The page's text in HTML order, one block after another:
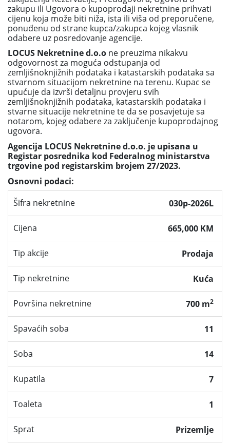
zakupu ili Ugovora o kupoprodaji nekretnine prihvati
cijenu koja može biti niža, ista ili viša od preporučene,
ponuđenu od strane kupca/zakupca kojeg vlasnik
odabere uz posredovanje agencije.
LOCUS Nekretnine d.o.o ne preuzima nikakvu
odgovornost za moguća odstupanja od
zemljišnoknjižnih podataka i katastarskih podataka sa
stvarnom situacijom nekretnine na terenu. Kupac se
upućuje da izvrši detaljnu provjeru svih
zemljišnoknjižnih podataka, katastarskih podataka i
stvarne situacije nekretnine te da se posavjetuje sa
notarom, kojeg odabere za zaključenje kupoprodajnog
ugovora.
Agencija LOCUS Nekretnine d.o.o. je upisana u
Registar posrednika kod Federalnog ministarstva
trgovine pod registarskim brojem 27/2023.
Osnovni podaci:
Šifra nekretnine
030p-2026L
Cijena 665,000 KM
Tip akcije Prodaja
Tip nekretnine Kuća
Površina nekretnine 700 m2
Spavaćih soba 11
Soba 14
Kupatila 7
Toaleta 1
Sprat Prizemlje